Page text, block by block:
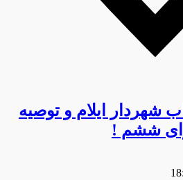
شهردار ایلام و توصیه
ششم !